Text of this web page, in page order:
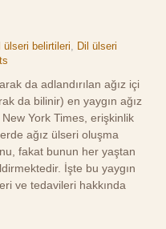
ülseri belirtileri, Dil ülseri
da adlandırılan ağız içi
da bilinir) en yaygın ağız
New York Times, erişkinlik
ağız ülseri oluşma
fakat bunun her yaştan
İşte bu yaygın
ve tedavileri hakkında